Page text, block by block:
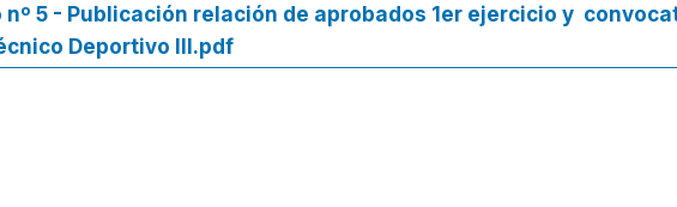
nº 5 - Publicación relación de aprobados 1er ejercicio y
Deportivo III.pdf